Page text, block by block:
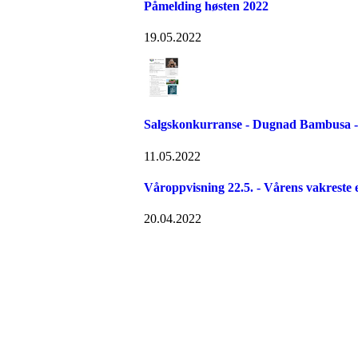
Påmelding høsten 2022
19.05.2022
Salgskonkurranse - Dugnad Bambusa
11.05.2022
Våroppvisning 22.5. - Vårens vakreste
20.04.2022